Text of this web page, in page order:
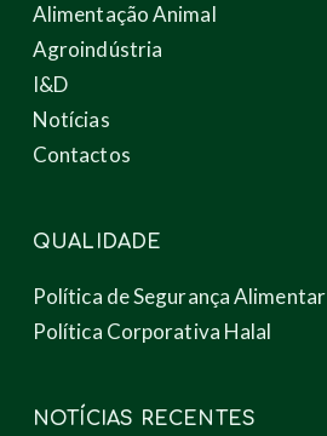
Alimentação Animal
Agroindústria
I&D
Notícias
Contactos
QUALIDADE
Política de Segurança Alimentar
Política Corporativa Halal
NOTÍCIAS RECENTES